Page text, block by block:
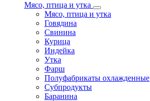
Мясо, птица и утка
Мясо, птица и утка
Говядина
Свинина
Курица
Индейка
Утка
Фарш
Полуфабрикаты охлажденные
Субпродукты
Баранина